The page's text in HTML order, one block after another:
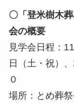
〇「登米樹木
会の概要
見学会日程：
日（土・祝）
０
場所：とめ葬